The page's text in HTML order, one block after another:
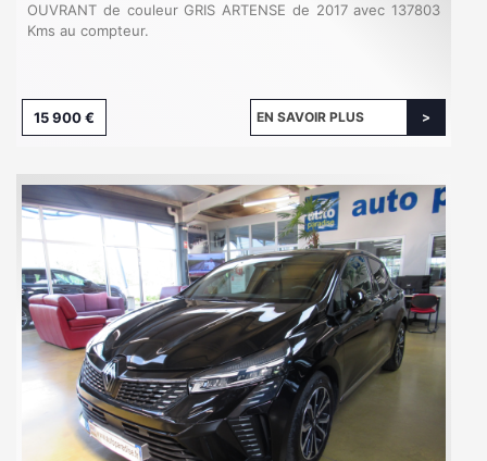
OUVRANT de couleur GRIS ARTENSE de 2017 avec 137803
Kms au compteur.
15 900 € EN SAVOIR PLUS